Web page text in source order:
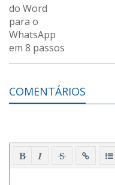
COMENTÁRIOS